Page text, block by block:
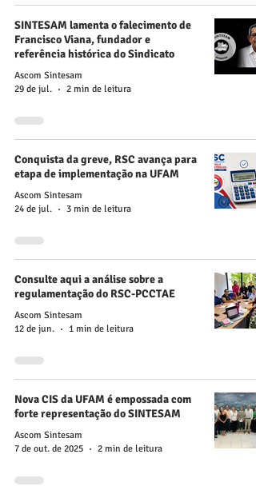
SINTESAM lamenta o falecimento de
Francisco Viana, fundador e
referência histórica do Sindicato
Ascom Sintesam
29 de jul.
2 min de leitura
Conquista da greve, RSC avança para
etapa de implementação na UFAM
Ascom Sintesam
24 de jul.
3 min de leitura
Consulte aqui a análise sobre a
regulamentação do RSC-PCCTAE
Ascom Sintesam
12 de jun.
1 min de leitura
Nova CIS da UFAM é empossada com
forte representação do SINTESAM
Ascom Sintesam
7 de out. de 2025
2 min de leitura